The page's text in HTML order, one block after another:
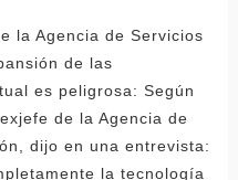
la Agencia de Servicios
de las
es peligrosa: Según
de la Agencia de
dijo en una entrevista:
la tecnología